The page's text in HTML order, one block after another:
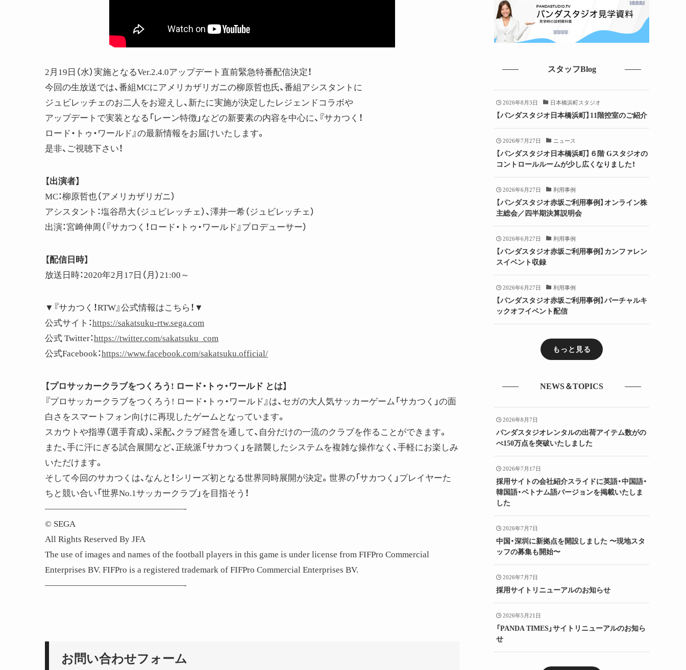
2月19日（水）実施となるVer.2.4.0アップデート直前緊急特番配信決定！
今回の生放送では、番組MCにアメリカザリガニの柳原哲也氏、番組アシスタントに
ジュビレッチェのお二人をお迎えし、新たに実施が決定したレジェンドコラボや
アップデートで実装となる「レーン特徴」などの新要素の内容を中心に、『サカつく！
ロード・トゥ・ワールド』の最新情報をお届けいたします。
是非、ご視聴下さい！
【出演者】
MC：柳原哲也（アメリカザリガニ）
アシスタント：塩谷昂大（ジュビレッチェ）、澤井一希（ジュビレッチェ）
出演：宮﨑伸周（『サカつく！ロード・トゥ・ワールド』プロデューサー）
【配信日時】
放送日時：2020年2月17日（月）21:00～
▼『サカつく！RTW』公式情報はこちら！▼
公式サイト：https://sakatsuku-rtw.sega.com
公式 Twitter：https://twitter.com/sakatsuku_com
公式Facebook：https://www.facebook.com/sakatsuku.official/
【プロサッカークラブをつくろう! ロード・トゥ・ワールド とは】
『プロサッカークラブをつくろう! ロード・トゥ・ワールド』は、セガの大人気サッカーゲーム「サカつく」の面
白さをスマートフォン向けに再現したゲームとなっています。
スカウトや指導（選手育成）、采配、クラブ経営を通して、自分だけの一流のクラブを作ることができます。
また、手に汗にぎる試合展開など、正統派「サカつく」を踏襲したシステムを複雑な操作なく、手軽にお楽しみ
いただけます。
そして今回のサカつくは、なんと！シリーズ初となる世界同時展開が決定。世界の「サカつく」プレイヤーた
ちと競い合い「世界No.1サッカークラブ」を目指そう！
————————————————-
© SEGA
All Rights Reserved By JFA
The use of images and names of the football players in this game is under license from FIFPro Commercial
Enterprises BV. FIFPro is a registered trademark of FIFPro Commercial Enterprises BV.
————————————————-
お問い合わせフォーム
スタッフBlog
2026年8月3日 日本橋浜町スタジオ
【パンダスタジオ日本橋浜町】11階控室のご紹介
2026年7月27日 ニュース
【パンダスタジオ日本橋浜町】６階 Gスタジオの
コントロールルームが少し広くなりました！
2026年6月27日 利用事例
【パンダスタジオ赤坂ご利用事例】オンライン株
主総会／四半期決算説明会
2026年6月27日 利用事例
【パンダスタジオ赤坂ご利用事例】カンファレン
スイベント収録
2026年6月27日 利用事例
【パンダスタジオ赤坂ご利用事例】バーチャルキ
ックオフイベント配信
もっと見る
NEWS＆TOPICS
2026年8月7日
パンダスタジオレンタルの出荷アイテム数がの
べ150万点を突破いたしました
2026年7月17日
採用サイトの会社紹介スライドに英語・中国語・
韓国語・ベトナム語バージョンを掲載いたしま
した
2026年7月7日
中国・深圳に新拠点を開設しました 〜現地スタ
ッフの募集も開始〜
2026年7月7日
採用サイトリニューアルのお知らせ
2026年5月21日
「PANDA TIMES」サイトリニューアルのお知ら
せ